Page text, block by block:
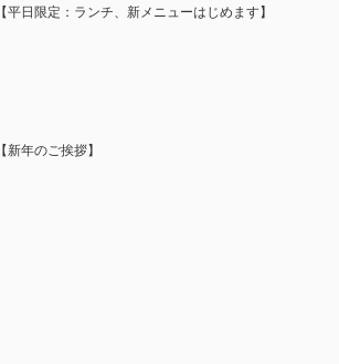
【平日限定：ランチ、新メニューはじめます】
【新年のご挨拶】